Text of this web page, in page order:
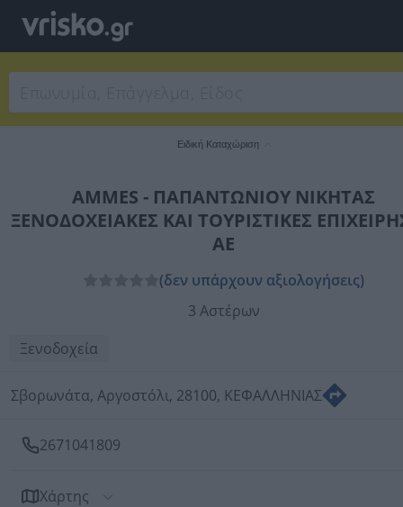
Ειδική Καταχώριση
AMMES - ΠΑΠΑΝΤΩΝΙΟΥ ΝΙΚΗΤΑΣ
ΞΕΝΟΔΟΧΕΙΑΚΕΣ ΚΑΙ ΤΟΥΡΙΣΤΙΚΕΣ
ΑΕ
(δεν υπάρχουν αξιολογήσεις)
3 Αστέρων
Ξενοδοχεία
Σβορωνάτα, Αργοστόλι, 28100, ΚΕΦΑΛΛΗΝΙΑΣ
2671041809
Χάρτης